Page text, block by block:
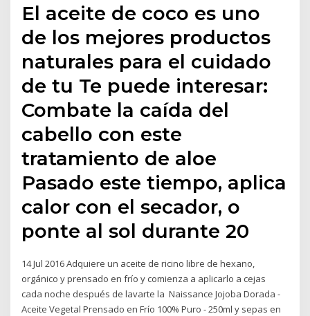
El aceite de coco es uno
de los mejores productos
naturales para el cuidado
de tu Te puede interesar:
Combate la caída del
cabello con este
tratamiento de aloe
Pasado este tiempo, aplica
calor con el secador, o
ponte al sol durante 20
14 Jul 2016 Adquiere un aceite de ricino libre de hexano,
orgánico y prensado en frío y comienza a aplicarlo a cejas
cada noche después de lavarte la Naissance Jojoba Dorada -
Aceite Vegetal Prensado en Frío 100% Puro - 250ml y sepas en